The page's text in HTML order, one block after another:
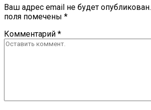
Ваш адрес email не будет опубликован.
поля помечены *
Комментарий *